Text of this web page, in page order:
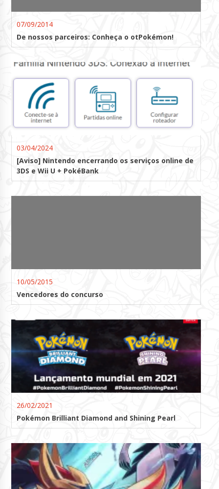
07/09/2014
De nossos parceiros: Conheça o otPokémon!
03/04/2024
[Aviso] Nintendo encerrando os serviços online de
3DS e Wii U + PokéBank
10/05/2015
Vencedores do concurso
26/02/2021
Pokémon Brilliant Diamond and Shining Pearl